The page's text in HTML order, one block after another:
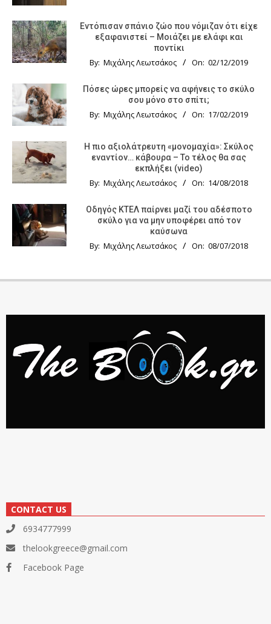
Εντόπισαν σπάνιο ζώο που νόμιζαν ότι είχε
εξαφανιστεί – Μοιάζει με ελάφι και
ποντίκι
By: Μιχάλης Λεωτσάκος On: 02/12/2019
Πόσες ώρες μπορείς να αφήνεις το σκύλο
σου μόνο στο σπίτι;
By: Μιχάλης Λεωτσάκος On: 17/02/2019
Η πιο αξιολάτρευτη «μονομαχία»: Σκύλος
εναντίον… κάβουρα – Το τέλος θα σας
εκπλήξει (video)
By: Μιχάλης Λεωτσάκος On: 14/08/2018
Οδηγός KTΕΛ παίρνει μαζί του αδέσποτο
σκύλο για να μην υποφέρει από τον
καύσωνα
By: Μιχάλης Λεωτσάκος On: 08/07/2018
CONTACT US
6934777999
thelookgreece@gmail.com
Facebook Page